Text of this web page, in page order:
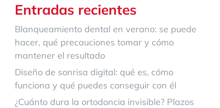
Entradas recientes
Blanqueamiento dental en verano: se puede
hacer, qué precauciones tomar y cómo
mantener el resultado
Diseño de sonrisa digital: qué es, cómo
funciona y qué puedes conseguir con él
¿Cuánto dura la ortodoncia invisible? Plazos